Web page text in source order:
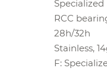
Specialized
RCC
28h/32h
Stainless,
F: